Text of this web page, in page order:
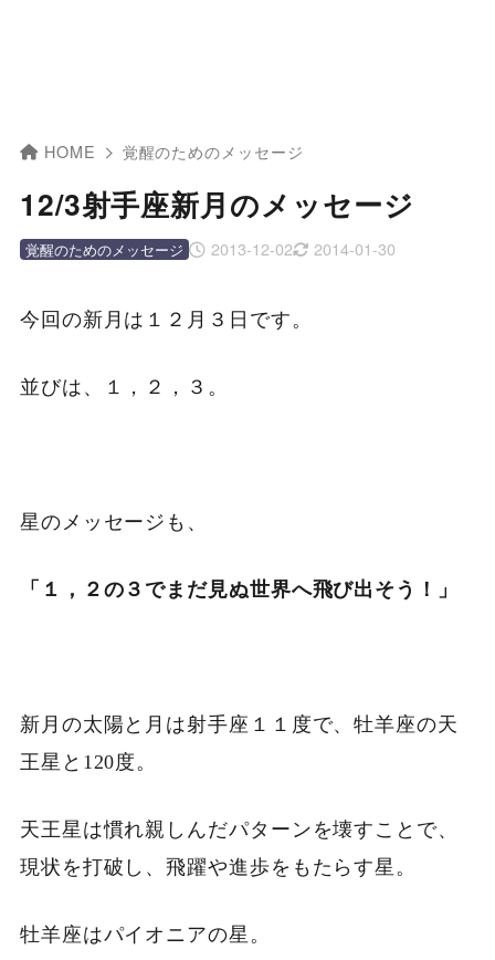
HOME 覚醒のためのメッセージ
12/3射手座新月のメッセージ
2013-12-02 2014-01-30
覚醒のためのメッセージ
今回の新月は１２月３日です。
並びは、１，２，３。
星のメッセージも、
「１，２の３でまだ見ぬ世界へ飛び出そう！」
新月の太陽と月は射手座１１度で、牡羊座の天
王星と120度。
天王星は慣れ親しんだパターンを壊すことで、
現状を打破し、飛躍や進歩をもたらす星。
牡羊座はパイオニアの星。